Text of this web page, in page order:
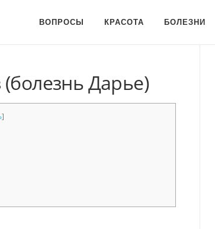
ВОПРОСЫ КРАСОТА БОЛЕЗНИ
Дарье)
]